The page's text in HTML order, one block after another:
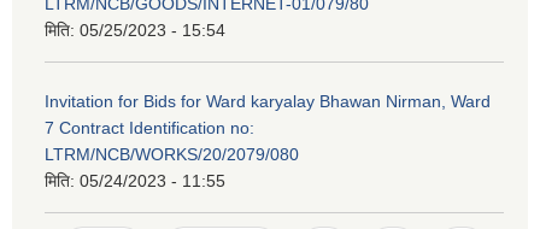
LTRM/NCB/GOODS/INTERNET-01/079/80
मिति: 05/25/2023 - 15:54
Invitation for Bids for Ward karyalay Bhawan Nirman, Ward
7 Contract Identification no:
LTRM/NCB/WORKS/20/2079/080
मिति: 05/24/2023 - 11:55